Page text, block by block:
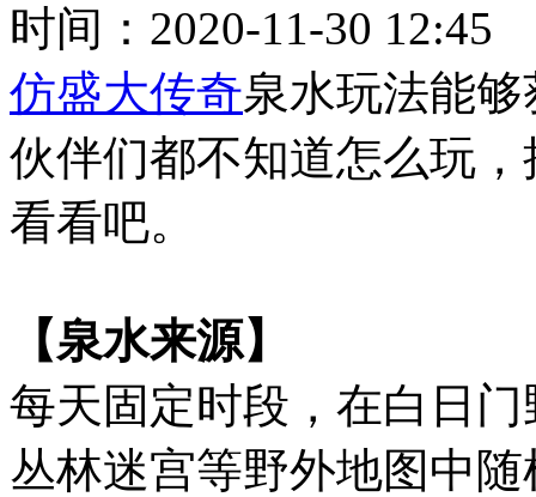
时间： 2020-11-30 12:45
仿盛大传奇泉水玩法能
伙伴们都不知道怎么玩
看看吧。
【泉水来源】
每天固定时段，在白日
丛林迷宫等野外地图中